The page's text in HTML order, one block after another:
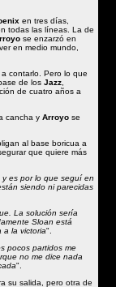
en tres días,
todas las líneas. La de
se enzarzó en
en medio mundo,
contarlo. Pero lo que
de los Jazz
de cuatro años a
cancha y Arroyo se
al base boricua a
que quiere más
es por lo que seguí en
siendo ni parecidas
La solución sería
Sloan está
a la victoria".
pocos partidos me
no me dice nada
".
su salida, pero otra de